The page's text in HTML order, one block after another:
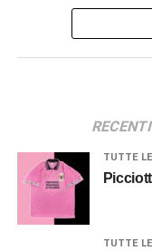
RECENTI
TUTTE
TUTTE